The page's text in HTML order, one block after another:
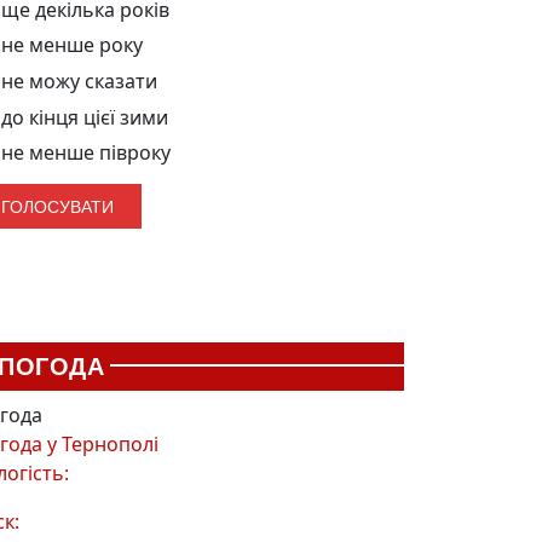
ще декілька років
не менше року
не можу сказати
до кінця цієї зими
не менше півроку
ПОГОДА
уТернополі